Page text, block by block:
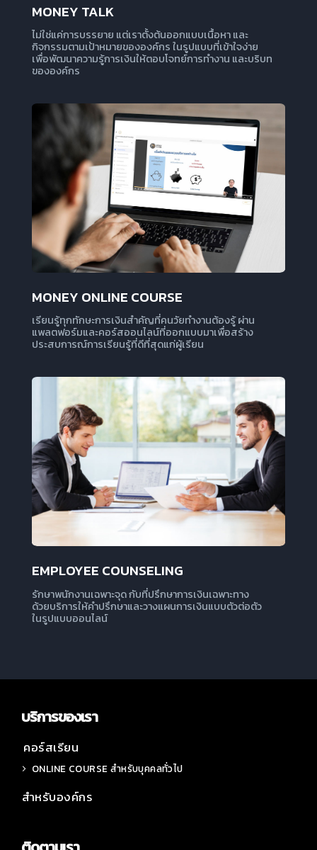
MONEY TALK
ไม่ใช่แค่การบรรยาย แต่เราตั้งต้นออกแบบเนื้อหา และ
กิจกรรมตามเป้าหมายขององค์กร ในรูปแบบที่เข้าใจง่าย
เพื่อพัฒนาความรู้การเงินให้ตอบโจทย์การทำงาน และบริบท
ขององค์กร
ดูเพิ่มเติม
MONEY ONLINE COURSE
เรียนรู้ทุกทักษะการเงินสำคัญที่คนวัยทำงานต้องรู้ ผ่าน
แพลตฟอร์มและคอร์สออนไลน์ที่ออกแบบมาเพื่อสร้าง
ประสบการณ์การเรียนรู้ที่ดีที่สุดแก่ผู้เรียน
ดูเพิ่มเติม
EMPLOYEE COUNSELING
รักษาพนักงานเฉพาะจุด กับที่ปรึกษาการเงินเฉพาะทาง
ด้วยบริการให้คำปรึกษาและวางแผนการเงินแบบตัวต่อตัว
ในรูปแบบออนไลน์
บริการของเรา
คอร์สเรียน
ONLINE COURSE สำหรับบุคคลทั่วไป
สำหรับองค์กร